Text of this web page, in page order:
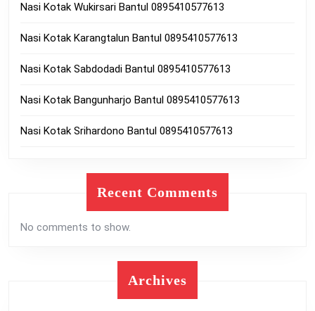
Nasi Kotak Wukirsari Bantul 0895410577613
Nasi Kotak Karangtalun Bantul 0895410577613
Nasi Kotak Sabdodadi Bantul 0895410577613
Nasi Kotak Bangunharjo Bantul 0895410577613
Nasi Kotak Srihardono Bantul 0895410577613
Recent Comments
No comments to show.
Archives